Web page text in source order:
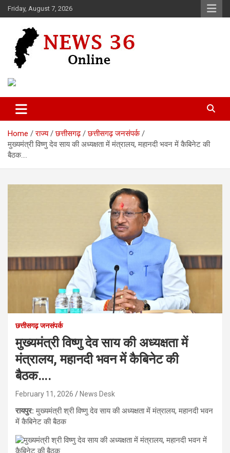
Skip
to
Friday, August 7, 2026
News 36
Home राज्य छत्तीसगढ़
छत्तीसगढ़ जनसंपर्क
मुख्यमंत्री विष्णु देव साय की अध्यक्षता में मंत्रालय, महानदी भवन में कैबिनेट की
बैठक….
छत्तीसगढ़ जनसंपर्क
मुख्यमंत्री विष्णु देव साय की अध्यक्षता में
मंत्रालय, महानदी भवन में कैबिनेट की
बैठक….
February 11, 2026 News Desk
रायपुर: मुख्यमंत्री श्री विष्णु देव साय की अध्यक्षता में मंत्रालय, महानदी भवन
में कैबिनेट की बैठक